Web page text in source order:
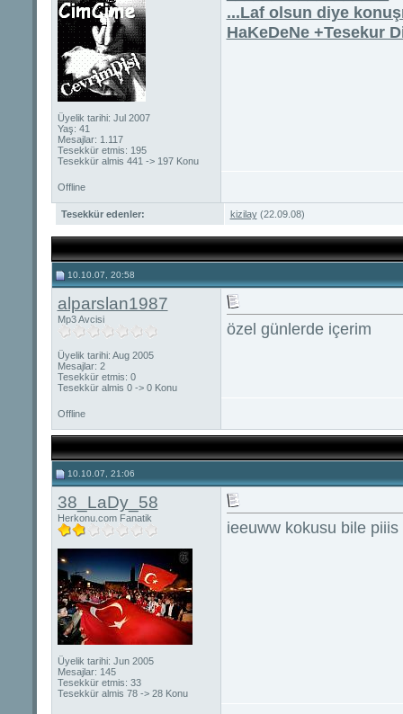
Üyelik tarihi: Jul 2007
Yaş: 41
Mesajlar: 1.117
Tesekkür etmis: 195
Tesekkür almis 441 -> 197 Konu
...Laf olsun diye
HaKeDeNe +Tesekur
Offline
Tesekkür edenler: kizilay(22.09.08)
10.10.07, 20:58
alparslan1987
Mp3 Avcisi
Üyelik tarihi: Aug 2005
Mesajlar: 2
Tesekkür etmis: 0
Tesekkür almis 0 -> 0 Konu
özel günlerde içerim
Offline
10.10.07, 21:06
38_LaDy_58
Herkonu.com Fanatik
Üyelik tarihi: Jun 2005
Mesajlar: 145
Tesekkür etmis: 33
Tesekkür almis 78 -> 28 Konu
ieeuww kokusu bile piiis